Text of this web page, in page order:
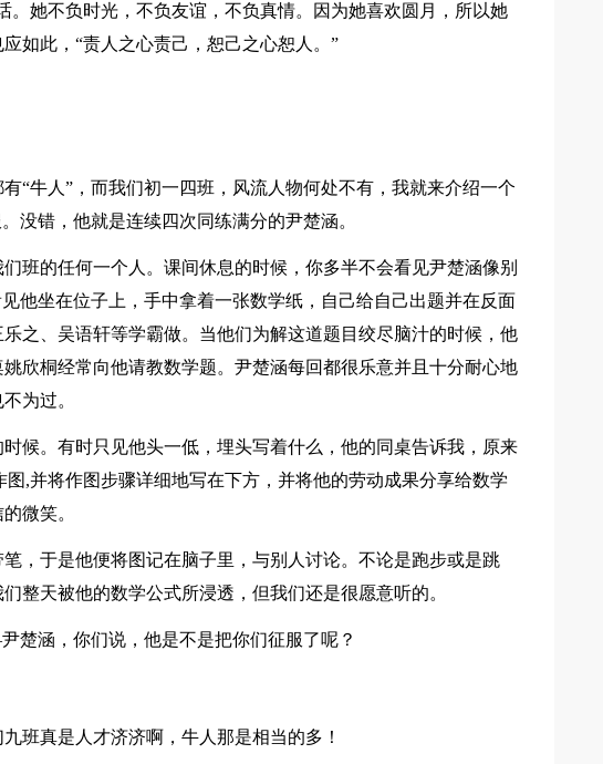
。她不负时光，不负友谊，不负真情。因为她喜欢圆月，所以她
如此，“责人之心责己，恕己之心恕人。”
牛人”，而我们初一四班，风流人物何处不有，我就来介绍一个
没错，他就是连续四次同练满分的尹楚涵。
的任何一个人。课间休息的时候，你多半不会看见尹楚涵像别
他坐在位子上，手中拿着一张数学纸，自己给自己出题并在反面
之、吴语轩等学霸做。当他们为解这道题目绞尽脑汁的时候，他
欣桐经常向他请教数学题。尹楚涵每回都很乐意并且十分耐心地
为过。
。有时只见他头一低，埋头写着什么，他的同桌告诉我，原来
,并将作图步骤详细地写在下方，并将他的劳动成果分享给数学
微笑。
于是他便将图记在脑子里，与别人讨论。不论是跑步或是跳
整天被他的数学公式所浸透，但我们还是很愿意听的。
涵，你们说，他是不是把你们征服了呢？
真是人才济济啊，牛人那是相当的多！